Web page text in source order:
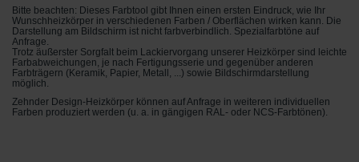
Bitte beachten: Dieses Farbtool gibt Ihnen einen ersten Eindruck, wie Ihr
Wunschheizkörper in verschiedenen Farben / Oberflächen wirken kann. Die
Darstellung am Bildschirm ist nicht farbverbindlich. Spezialfarbtöne auf
Anfrage.
Trotz äußerster Sorgfalt beim Lackiervorgang unserer Heizkörper sind leichte
Farbabweichungen, je nach Fertigungsserie und gegenüber anderen
Farbträgern (Keramik, Papier, Metall, ...) sowie Bildschirmdarstellung
möglich.
Zehnder Design-Heizkörper können auf Anfrage in weiteren individuellen
Farben produziert werden (u. a. in gängigen RAL- oder NCS-Farbtönen).